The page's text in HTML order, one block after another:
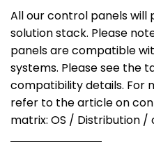
All our control panels will
solution stack. Please
panels are compatible
systems. Please see the
compatibility details. For
refer to the article on
matrix: OS / Distribution /